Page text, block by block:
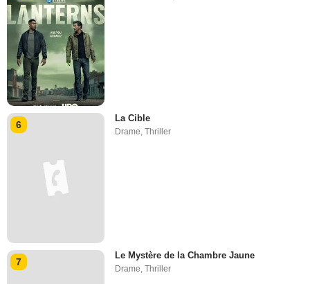
6
La Cible
Drame,Thriller
7
Le Mystère de la Chambre Jaune
Drame,Thriller